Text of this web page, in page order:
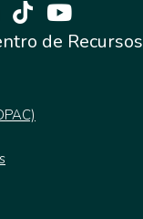
de Recursos